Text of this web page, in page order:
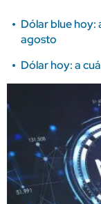
Dólar blue hoy:
agosto
Dólar hoy: a